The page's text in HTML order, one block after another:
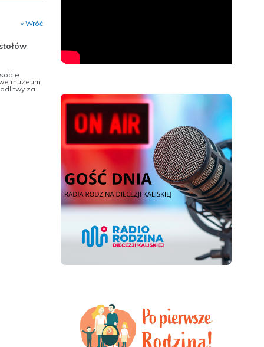
« Wróć
muzeum
za